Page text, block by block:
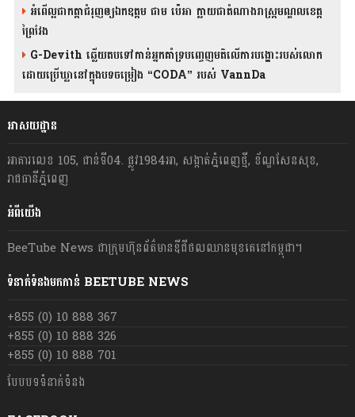
អំពើល្អជាកត្តាជំរុញឲ្យឯកឧត្តម ជាម ប៉េអា ក្លាយជាតំណាងរាស្ត្រមណ្ឌលខេត្ត
ព្រៃវែង
G-Devith ឆ្លើយតបទៅកាន់អ្នកគាំទ្របញ្ចេញមតិលើការបង្ហោះរបស់លោក
ដោយប្រើឃ្លានៅក្នុងបទចម្រៀង “CODA” រ​​​បស់ VannDa
អាសយដ្ឋាន
អាគារលេខ 105, ជាន់ទី04. ផ្លូវ1984អា, សង្កាត់ភ្នំពេញថ្មី, ខ័ណ្ឌសែនសុខ,
រាជធានីភ្នំពេញ
អំពីយើង
BeeTube News ជា​ក្រុមហ៊ុន​ព័ត៌មាន​ឌីជីថលឈាន​មុខ​គេ​នៅ​កម្ពុជា។
ទំនាក់ទំនងមកកាន់ BEETUBE NEWS
+855 (0) 10 888 367
+855 (0) 10 888 326
+855 (0) 10 888 701
បែបបទទំនាក់ទំនង